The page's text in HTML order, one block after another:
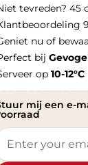
tevreden? 45
nu of
bij
op 10-12°C
mij een e-